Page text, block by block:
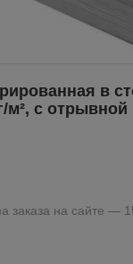
в
м², с
заказа на сайте —